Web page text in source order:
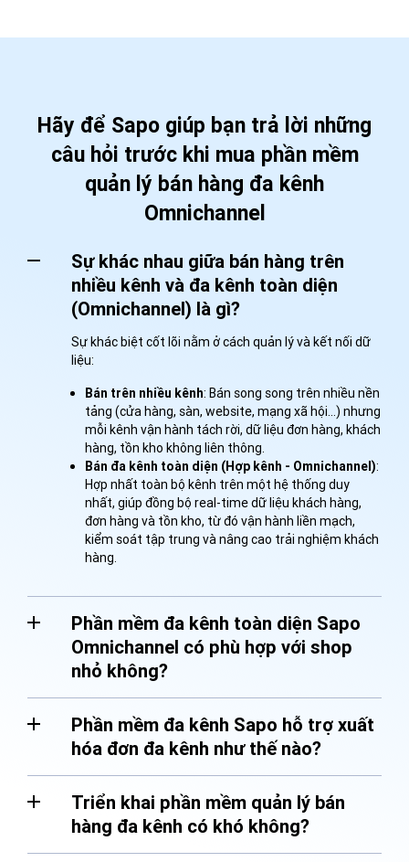
Hãy để Sapo giúp bạn trả lời những
câu hỏi trước khi mua phần mềm
quản lý bán hàng đa kênh
Omnichannel
Sự khác nhau giữa bán hàng trên
nhiều kênh và đa kênh toàn diện
(Omnichannel) là gì?
Sự khác biệt cốt lõi nằm ở cách quản lý và kết nối dữ
liệu:
Bán trên nhiều kênh: Bán song song trên nhiều nền
tảng (cửa hàng, sàn, website, mạng xã hội…) nhưng
mỗi kênh vận hành tách rời, dữ liệu đơn hàng, khách
hàng, tồn kho không liên thông.
Bán đa kênh toàn diện (Hợp kênh - Omnichannel):
Hợp nhất toàn bộ kênh trên một hệ thống duy
nhất, giúp đồng bộ real-time dữ liệu khách hàng,
đơn hàng và tồn kho, từ đó vận hành liền mạch,
kiểm soát tập trung và nâng cao trải nghiệm khách
hàng.
Phần mềm đa kênh toàn diện Sapo
Omnichannel có phù hợp với shop
nhỏ không?
Phần mềm đa kênh Sapo hỗ trợ xuất
hóa đơn đa kênh như thế nào?
Triển khai phần mềm quản lý bán
hàng đa kênh có khó không?